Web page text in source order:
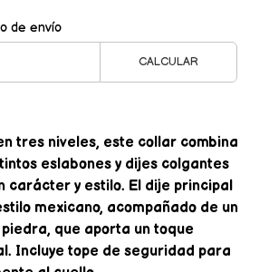
de envío
CALCULAR
tres niveles, este collar combina
eslabones y dijes colgantes
carácter y estilo. El dije principal
mexicano, acompañado de un
que aporta un toque
Incluye tope de seguridad para